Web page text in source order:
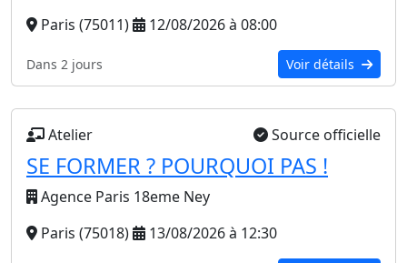
Paris (75011)
12/08/2026 à 08:00
Dans 2 jours Voir détails
Atelier Source officielle
SE FORMER ? POURQUOI PAS !
Agence Paris 18eme Ney
Paris (75018)
13/08/2026 à 12:30